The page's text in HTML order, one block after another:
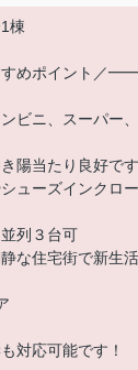
棟
めポイント／
ンビニ、スーパー
き陽当たり良好で
ューズインクロ
列３台可
な住宅街で新生活
対応可能です！